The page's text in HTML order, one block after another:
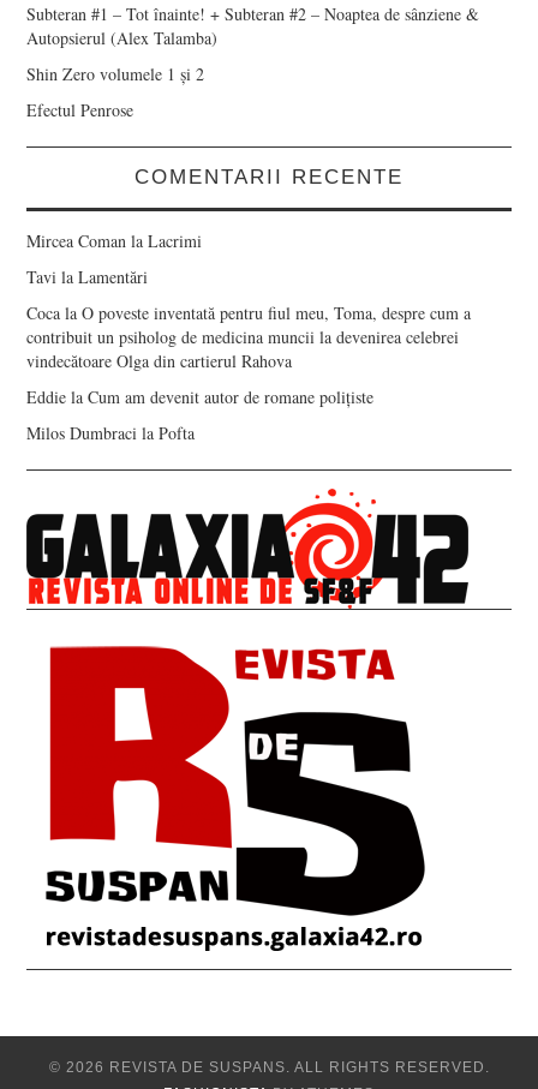
Subteran #1 – Tot înainte! + Subteran #2 – Noaptea de sânziene &
Autopsierul (Alex Talamba)
Shin Zero volumele 1 și 2
Efectul Penrose
COMENTARII RECENTE
Mircea Coman laLacrimi
Tavi laLamentări
Coca laO poveste inventată pentru fiul meu, Toma, despre cum a
contribuit un psiholog de medicina muncii la devenirea celebrei
vindecătoare Olga din cartierul Rahova
Eddie laCum am devenit autor de romane polițiste
Milos Dumbraci laPofta
© 2026 REVISTA DE SUSPANS. ALL RIGHTS RESERVED.